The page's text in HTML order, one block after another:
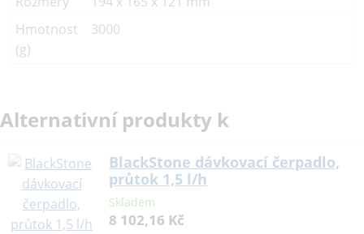
Hmotnost
(g)
3000
Alternativní produkty k
BlackStone dávkovací čerpadlo,
průtok 1,5 l/h
Skladem
8 102,16 Kč